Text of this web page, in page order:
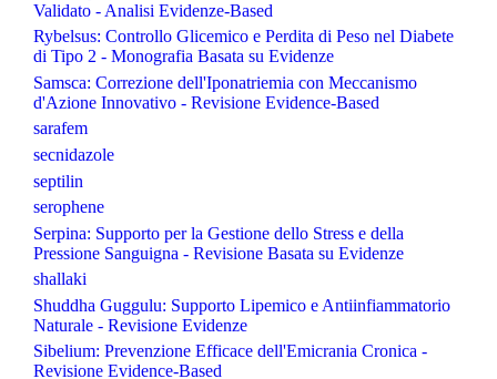
Validato - Analisi Evidenze-Based
Rybelsus: Controllo Glicemico e Perdita di Peso nel Diabete
di Tipo 2 - Monografia Basata su Evidenze
Samsca: Correzione dell'Iponatriemia con Meccanismo
d'Azione Innovativo - Revisione Evidence-Based
sarafem
secnidazole
septilin
serophene
Serpina: Supporto per la Gestione dello Stress e della
Pressione Sanguigna - Revisione Basata su Evidenze
shallaki
Shuddha Guggulu: Supporto Lipemico e Antiinfiammatorio
Naturale - Revisione Evidenze
Sibelium: Prevenzione Efficace dell'Emicrania Cronica -
Revisione Evidence-Based